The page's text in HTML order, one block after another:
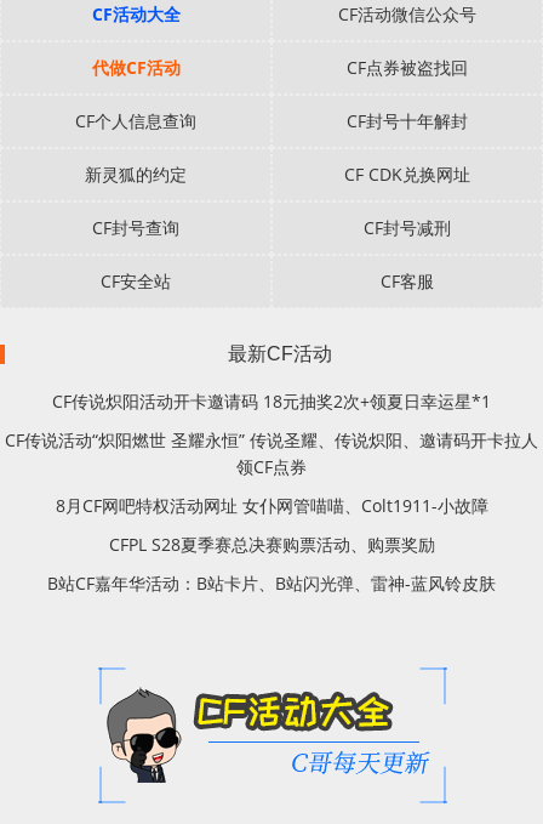
CF活动大全 CF活动微信公众号
代做CF活动 CF点券被盗找回
CF个人信息查询 CF封号十年解封
新灵狐的约定 CF CDK兑换网址
CF封号查询 CF封号减刑
CF安全站 CF客服
最新CF活动
CF传说炽阳活动开卡邀请码 18元抽奖2次+领夏日幸运星*1
CF传说活动“炽阳燃世 圣耀永恒” 传说圣耀、传说炽阳、邀请码开卡拉人
领CF点券
8月CF网吧特权活动网址 女仆网管喵喵、Colt1911-小故障
CFPL S28夏季赛总决赛购票活动、购票奖励
B站CF嘉年华活动：B站卡片、B站闪光弹、雷神-蓝风铃皮肤